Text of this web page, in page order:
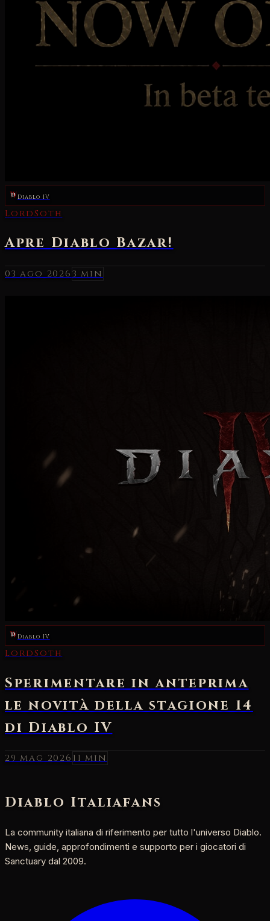
Diablo IV
03 ago 20263 min
Diablo IV
29 mag 202611 min
Diablo Italiafans
La community italiana di riferimento per tutto l'universo Diablo.
News, guide, approfondimenti e supporto per i giocatori di
Sanctuary dal 2009.